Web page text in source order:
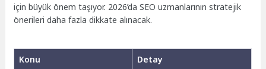
için büyük önem taşıyor. 2026’da SEO uzmanlarının stratejik
önerileri daha fazla dikkate alınacak.
Konu
Detay